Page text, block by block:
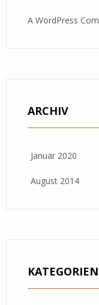
A WordPress
ARCHIV
Januar 2020
August 2014
KATEGORIEN